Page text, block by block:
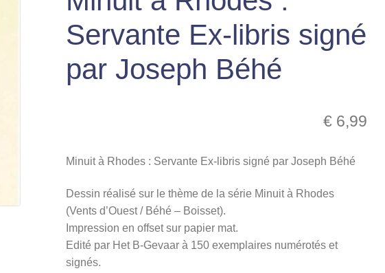
Servante Ex-libris signé
par Joseph Béhé
€ 6,99
Minuit à Rhodes : Servante Ex-libris signé par Joseph Béhé
Dessin réalisé sur le thème de la série Minuit à Rhodes
(Vents d’Ouest / Béhé – Boisset).
Impression en offset sur papier mat.
Edité par Het B-Gevaar à 150 exemplaires numérotés et
signés.